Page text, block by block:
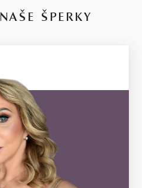
ŠPERKY